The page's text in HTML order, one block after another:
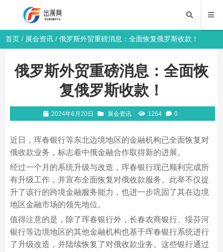
首页 / 展会资讯 / 俄罗斯外贸重磅消息：全面恢复俄罗斯收款！
俄罗斯外贸重磅消息：全面恢
复俄罗斯收款！
2024年6月20日 展会资讯 1264 0
近日，珲春银行等东北边境地区的金融机构已全面恢复对
俄收款业务，标志着中俄金融合作取得新的进展。
经过一个月的系统升级与改造，珲春银行现已顺利完成所
有升级工作，并宣布全面恢复对俄收款服务。此举不仅提
升了该行的跨境金融服务能力，也进一步巩固了其在边境
地区金融市场的领先地位。
值得注意的是，除了珲春银行外，长春农商银行、绥芬河
银行等边境地区的其他金融机构也基于珲春银行系统进行
了升级改造，并陆续恢复了对俄收款业务。这些银行通过